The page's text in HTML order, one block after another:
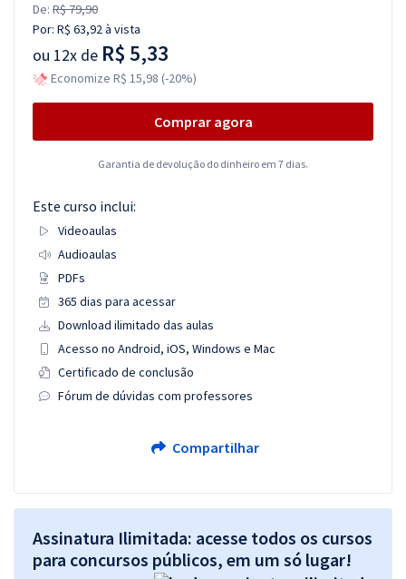
De: R$ 79,90
Por: R$ 63,92à vista
ou 12x de R$ 5,33
Economize R$ 15,98 (-20%)
Comprar agora
Garantia de devolução do dinheiro em 7 dias.
Este curso inclui:
Videoaulas
Audioaulas
PDFs
365 dias para acessar
Download ilimitado das aulas
Acesso no Android, iOS, Windows e Mac
Certificado de conclusão
Fórum de dúvidas com professores
Compartilhar
Assinatura Ilimitada: acesse todos os cursos
para concursos públicos, em um só lugar!